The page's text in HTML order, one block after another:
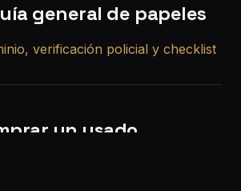
general de papeles
verificación policial y checklist
un usado